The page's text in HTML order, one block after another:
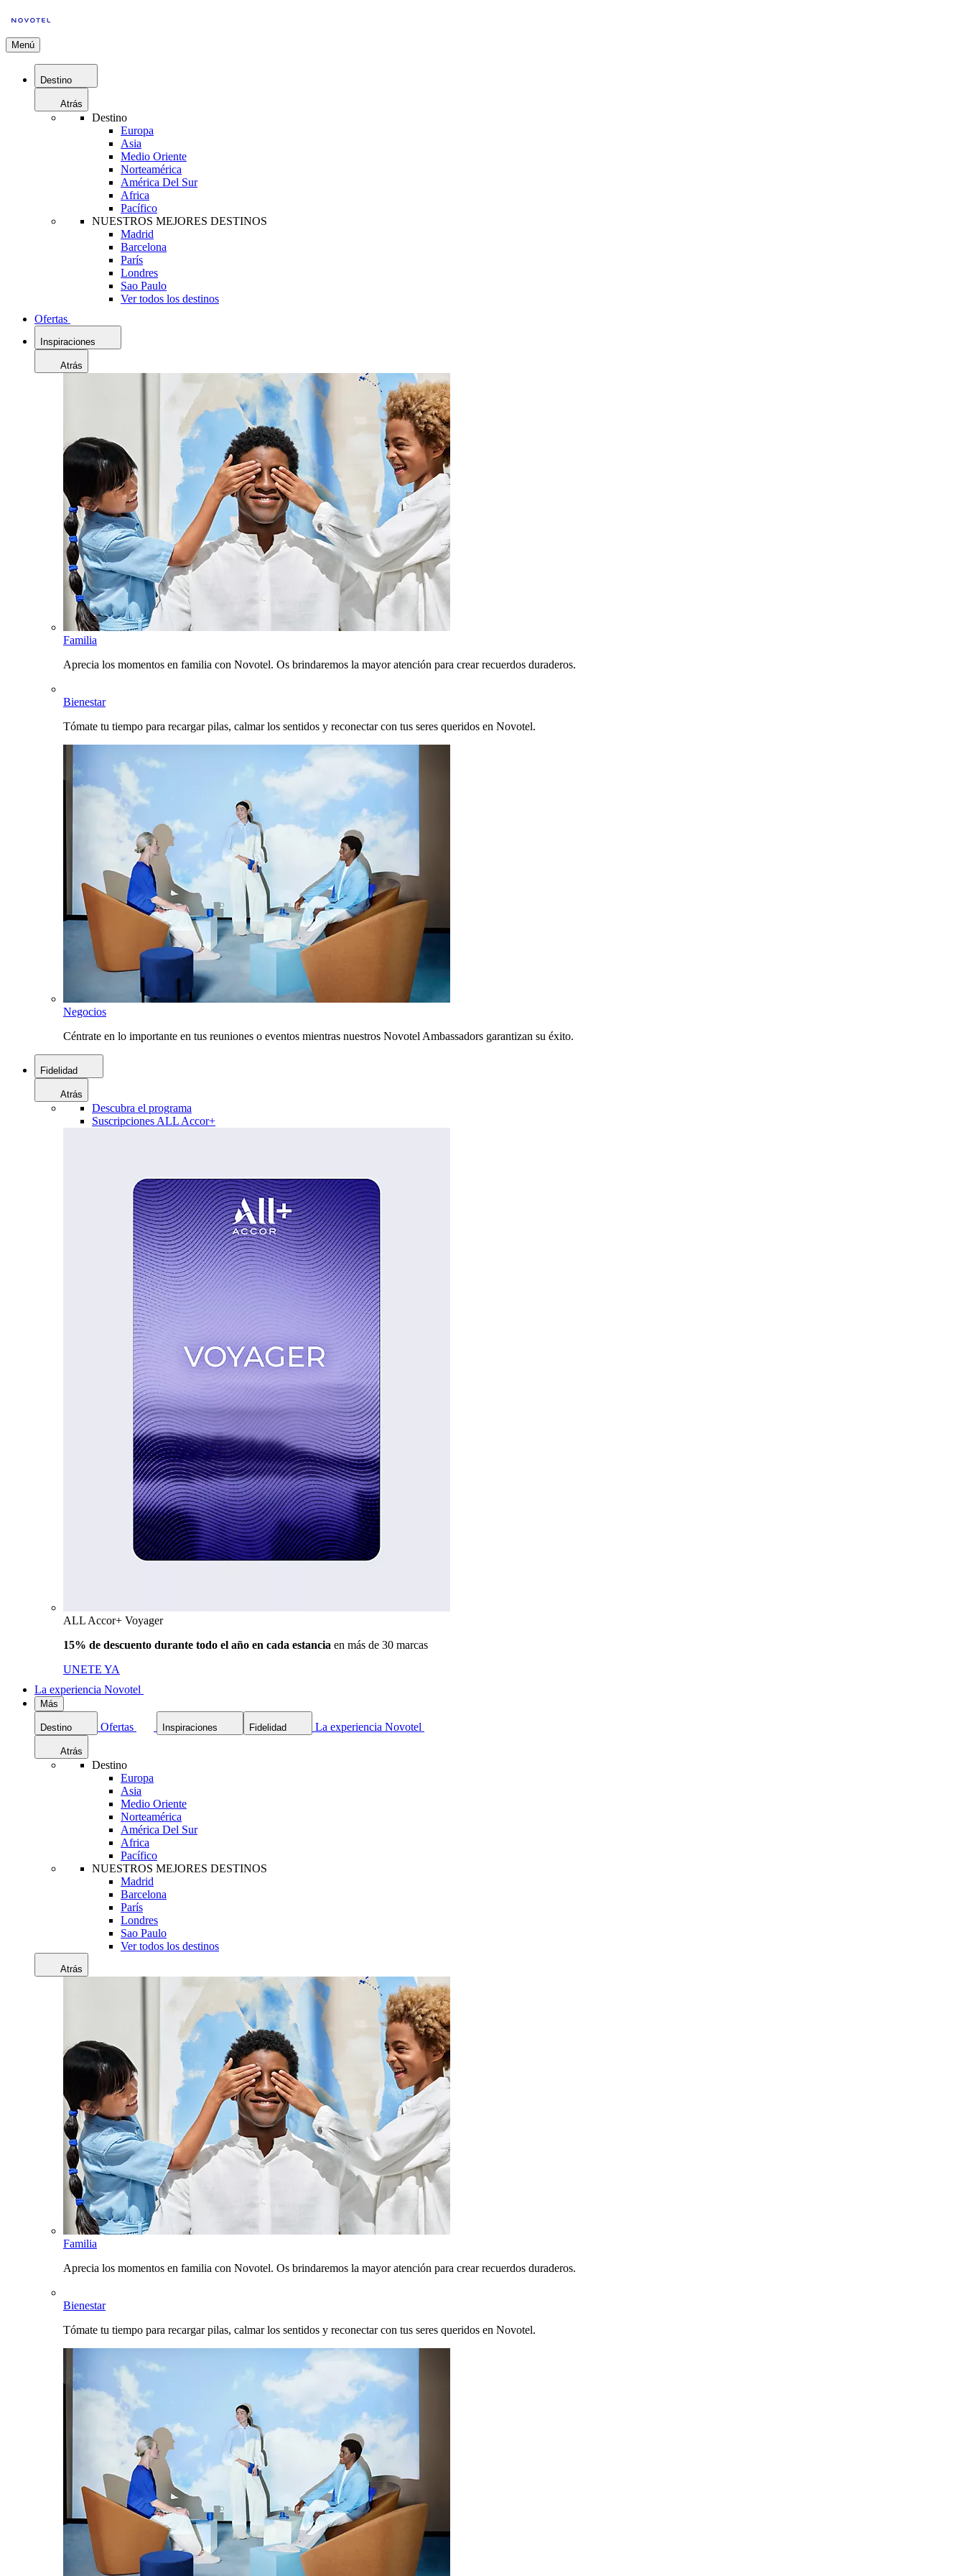
Menú
Destino
Atrás
Destino
Europa
Asia
Medio Oriente
Norteamérica
América Del Sur
Africa
Pacífico
NUESTROS MEJORES DESTINOS
Madrid
Barcelona
París
Londres
Sao Paulo
Ver todos los destinos
Ofertas
Inspiraciones
Atrás
Familia
Aprecia los momentos en familia con Novotel. Os brindaremos la mayor atención para crear recuerdos duraderos.
Bienestar
Tómate tu tiempo para recargar pilas, calmar los sentidos y reconectar con tus seres queridos en Novotel.
Negocios
Céntrate en lo importante en tus reuniones o eventos mientras nuestros Novotel Ambassadors garantizan su éxito.
Fidelidad
Atrás
Descubra el programa
Suscripciones ALL Accor+
ALL Accor+ Voyager
15% de descuento durante todo el año en cada estancia en más de 30 marcas
UNETE YA
La experiencia Novotel
Más
Destino Ofertas Inspiraciones Fidelidad La experiencia Novotel
Atrás
Destino
Europa
Asia
Medio Oriente
Norteamérica
América Del Sur
Africa
Pacífico
NUESTROS MEJORES DESTINOS
Madrid
Barcelona
París
Londres
Sao Paulo
Ver todos los destinos
Atrás
Familia
Aprecia los momentos en familia con Novotel. Os brindaremos la mayor atención para crear recuerdos duraderos.
Bienestar
Tómate tu tiempo para recargar pilas, calmar los sentidos y reconectar con tus seres queridos en Novotel.